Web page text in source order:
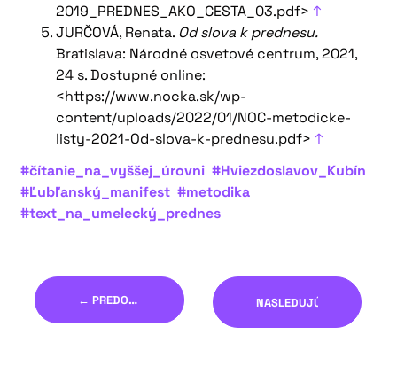
2019_PREDNES_AKO_CESTA_03.pdf> ↑
JURČOVÁ, Renata. Od slova k prednesu.
Bratislava: Národné osvetové centrum, 2021,
24 s. Dostupné online:
<https://www.nocka.sk/wp-
content/uploads/2022/01/NOC-metodicke-
listy-2021-Od-slova-k-prednesu.pdf> ↑
#čítanie_na_vyššej_úrovni #Hviezdoslavov_Kubín
#Ľubľanský_manifest #metodika
#text_na_umelecký_prednes
← PREDOŠLÝ NASLEDUJÚCI →